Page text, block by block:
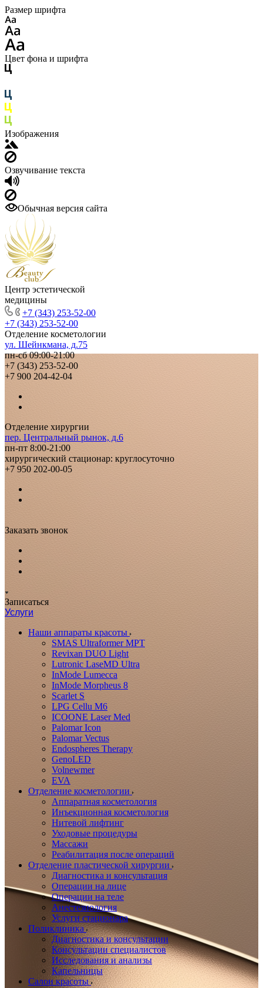
Размер шрифта
Цвет фона и шрифта
Изображения
Озвучивание текста
Обычная версия сайта
Центр эстетической
медицины
+7 (343) 253-52-00
+7 (343) 253-52-00
Отделение косметологии
ул. Шейнкмана, д.75
пн-сб 09:00-21:00
+7 (343) 253-52-00
+7 900 204-42-04
Отделение хирургии
пер. Центральный рынок, д.6
пн-пт 8:00-21:00
хирургический стационар: круглосуточно
+7 950 202-00-05
Заказать звонок
Записаться
Услуги
Наши аппараты красоты
SMAS Ultraformer MPT
Revixan DUO Light
Lutronic LaseMD Ultra
InMode Lumecca
InMode Morpheus 8
Scarlet S
LPG Cellu M6
ICOONE Laser Med
Palomar Icon
Palomar Vectus
Endospheres Therapy
GenoLED
Volnewmer
EVA
Отделение косметологии
Аппаратная косметология
Инъекционная косметология
Нитевой лифтинг
Уходовые процедуры
Массажи
Реабилитация после операций
Отделение пластической хирургии
Диагностика и консультация
Операции на лице
Операции на теле
Анестезиология
Услуги стационара
Поликлиника
Диагностика и консультации
Консультации специалистов
Исследования и анализы
Капельницы
Салон красоты